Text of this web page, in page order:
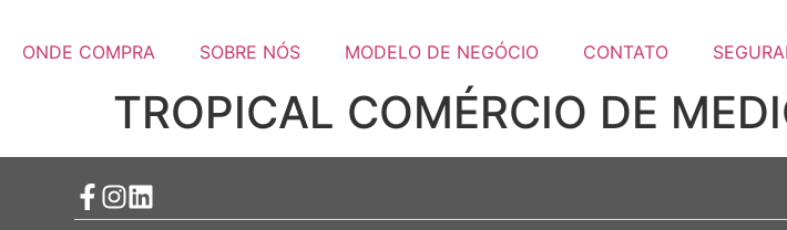
ONDE COMPRA SOBRE NÓS MODELO DE NEGÓCIO CONTATO
TROPICAL COMÉRCIO DE